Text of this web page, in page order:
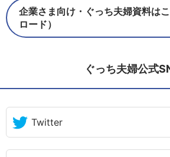
企業さま向け・ぐっち夫婦資料は
ロード）
ぐっち夫婦公式
Twitter